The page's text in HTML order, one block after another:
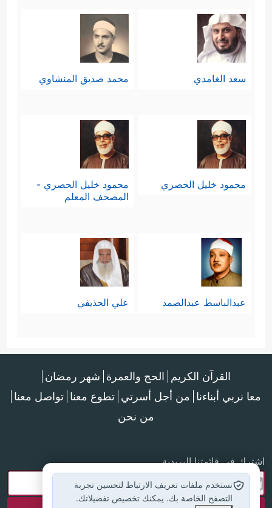
سعد الغامدي محمد صديق المنشاوي
محمود خليل الحصري
محمود خليل الحصري -
المصحف المعلم
عبدالباسط عبدالصمد علي الحذيفي
القرآن الكريم الحج والعمرة شهر رمضان
معا نربي أبناءنا من أجل أسرتي تطوع معنا تواصل معنا
من نحن
اشترك في قائمتنا البريدية
نستخدم ملفات تعريف الارتباط لتحسين تجربة
التصفح الخاصة بك. يمكنك تخصيص تفضيلاتك.